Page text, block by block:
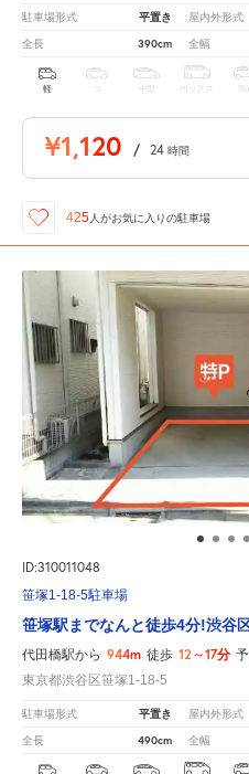
駐車場形式 平置き 屋内外形式
全長 390cm 全幅
軽 中型 ボックス
¥1,120 / 24 時間
425 人がお気に入りの駐車場
ID:310011048
笹塚1-18-5駐車場
笹塚駅までなんと徒歩4分!渋谷
代田橋駅から 944m 徒歩 12～17分
東京都渋谷区笹塚1-18-5
駐車場形式 平置き 屋内外形式
全長 490cm 全幅